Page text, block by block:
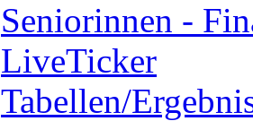
Seniorinnen -
LiveTicker
Tabellen/